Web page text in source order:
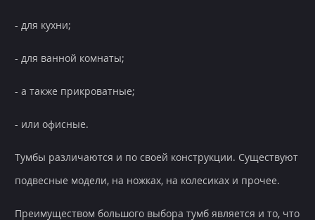
- для кухни;
- для ванной комнаты;
- а также прикроватные;
- или офисные.
Тумбы различаются и по своей конструкции. Существуют
подвесные модели, на ножках, на колесиках и прочее.
Преимуществом большого выбора тумб является и то, что